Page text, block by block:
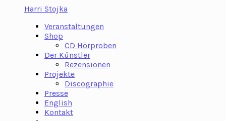
springen
Harri Stojka
Veranstaltungen
Shop
CD Hörproben
Der Künstler
Rezensionen
Projekte
Discographie
Presse
English
Kontakt